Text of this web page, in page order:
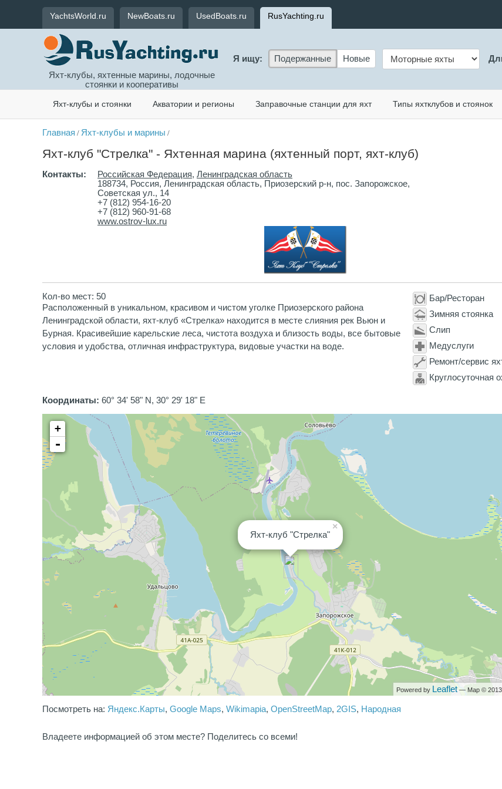
YachtsWorld.ru NewBoats.ru UsedBoats.ru RusYachting.ru
Яхт-клубы, яхтенные марины, лодочные
стоянки и кооперативы
Я ищу: Подержанные Новые
Яхт-клубы и стоянки Акватории и регионы Заправочные станции для яхт Типы яхтклубов и стоянок
Главная / Яхт-клубы и марины /
Яхт-клуб "Стрелка" - Яхтенная марина (яхтенный порт, яхт-клуб)
Контакты: Российская Федерация, Ленинградская область
188734, Россия, Ленинградская область, Приозерский р-н, пос. Запорожское,
Советская ул., 14
+7 (812) 954-16-20
+7 (812) 960-91-68
www.ostrov-lux.ru
Кол-во мест: 50
Расположенный в уникальном, красивом и чистом уголке Приозерского района
Ленинградской области, яхт-клуб «Стрелка» находится в месте слияния рек Вьюн и
Бурная. Красивейшие карельские леса, чистота воздуха и близость воды, все бытовые
условия и удобства, отличная инфраструктура, видовые участки на воде.
Бар/Ресторан
Зимняя стоянка
Слип
Медуслуги
Ремонт/сервис
Круглосуточная
Координаты: 60° 34' 58" N, 30° 29' 18" E
×
Яхт-клуб "Стрелка"
+
-
Powered by Leaflet — Map © 2013
Посмотреть на: Яндекс.Карты, Google Maps, Wikimapia, OpenStreetMap, 2GIS, Народная
Владеете информацией об этом месте? Поделитесь со всеми!